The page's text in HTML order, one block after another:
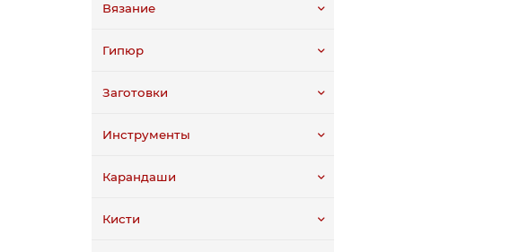
Вязание
Гипюр
Заготовки
Инструменты
Карандаши
Кисти